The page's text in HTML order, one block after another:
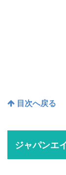
目次へ戻る
ジャパンエ